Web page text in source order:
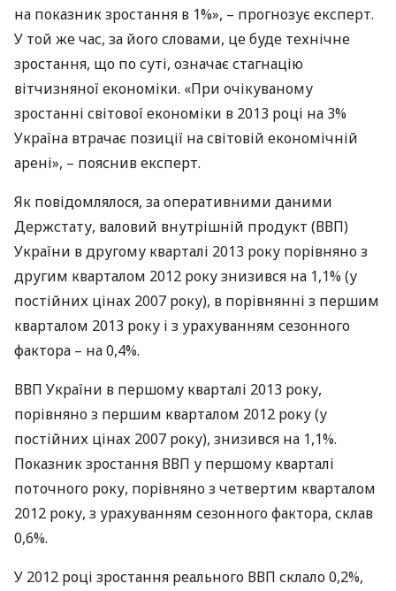
на показник зростання в 1%», – прогнозує експерт.
У той же час, за його словами, це буде технічне
зростання, що по суті, означає стагнацію
вітчизняної економіки. «При очікуваному
зростанні світової економіки в 2013 році на 3%
Україна втрачає позиції на світовій економічній
арені», – пояснив експерт.
Як повідомлялося, за оперативними даними
Держстату, валовий внутрішній продукт (ВВП)
України в другому кварталі 2013 року порівняно з
другим кварталом 2012 року знизився на 1,1% (у
постійних цінах 2007 року), в порівнянні з першим
кварталом 2013 року і з урахуванням сезонного
фактора – на 0,4%.
ВВП України в першому кварталі 2013 року,
порівняно з першим кварталом 2012 року (у
постійних цінах 2007 року), знизився на 1,1%.
Показник зростання ВВП у першому кварталі
поточного року, порівняно з четвертим кварталом
2012 року, з урахуванням сезонного фактора, склав
0,6%.
У 2012 році зростання реального ВВП склало 0,2%,